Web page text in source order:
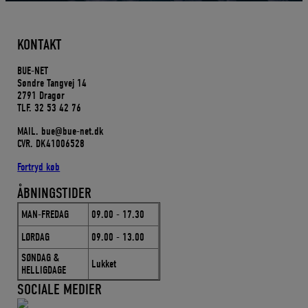
KONTAKT
BUE-NET
Søndre Tangvej 14
2791 Dragør
TLF. 32 53 42 76
MAIL. bue@bue-net.dk
CVR. DK41006528
Fortryd køb
ÅBNINGSTIDER
MAN-FREDAG
09.00 - 17.30
LØRDAG
09.00 - 13.00
SØNDAG &
HELLIGDAGE
Lukket
SOCIALE MEDIER